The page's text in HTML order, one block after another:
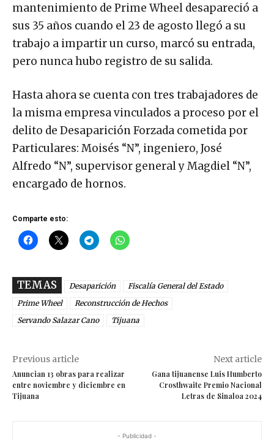
mantenimiento de Prime Wheel desapareció a
sus 35 años cuando el 23 de agosto llegó a su
trabajo a impartir un curso, marcó su entrada,
pero nunca hubo registro de su salida.
Hasta ahora se cuenta con tres trabajadores de
la misma empresa vinculados a proceso por el
delito de Desaparición Forzada cometida por
Particulares: Moisés “N”, ingeniero, José
Alfredo “N”, supervisor general y Magdiel “N”,
encargado de hornos.
Comparte esto:
TEMAS Desaparición
Fiscalía General del Estado
Prime Wheel
Reconstrucción de Hechos
Servando Salazar Cano
Tijuana
Previous article
Anuncian 13 obras para realizar
entre noviembre y diciembre en
Tijuana
Next article
Gana tijuanense Luis Humberto
Crosthwaite Premio Nacional
Letras de Sinaloa 2024
- Publicidad -